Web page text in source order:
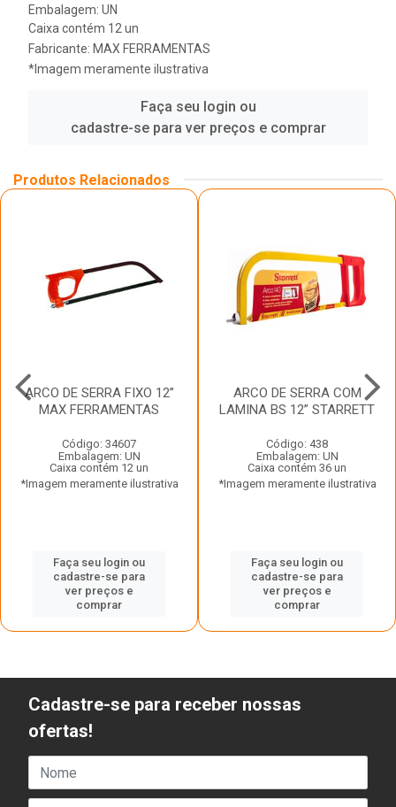
Embalagem: UN
Caixa contém 12 un
Fabricante: MAX FERRAMENTAS
*Imagem meramente ilustrativa
Faça seu login ou
cadastre-se para ver preços e comprar
Produtos Relacionados
ARCO DE SERRA FIXO 12”
MAX FERRAMENTAS
Código: 34607
Embalagem: UN
Caixa contém 12 un
*Imagem meramente ilustrativa
Faça seu login ou
cadastre-se para
ver preços e
comprar
ARCO DE SERRA COM
LAMINA BS 12” STARRETT
Código: 438
Embalagem: UN
Caixa contém 36 un
*Imagem meramente ilustrativa
Faça seu login ou
cadastre-se para
ver preços e
comprar
Cadastre-se para receber nossas
ofertas!